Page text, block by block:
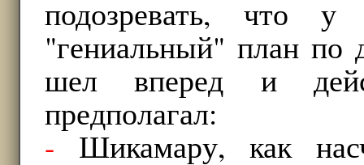
подозревать, что
"гениальный" план по
шел вперед и
предполагал:
- Шикамару, как